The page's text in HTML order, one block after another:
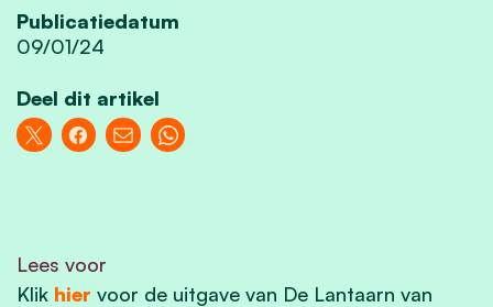
Publicatiedatum
09/01/24
Deel dit artikel
Lees voor
Klik hier voor de uitgave van De Lantaarn van